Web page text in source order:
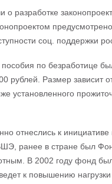
о разработке
соц. поддержки
по безработице
рублей. Размер зависит
установленного
отнеслись к
ранее в стране был
В 2002 году фонд
к повышению нагрузки